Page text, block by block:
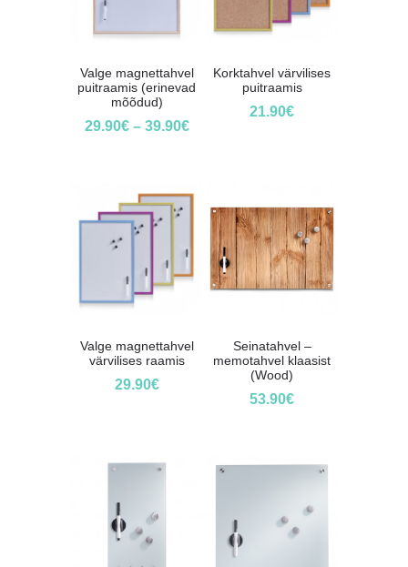
Valge magnettahvel
puitraamis (erinevad
mõõdud)
29.90€– 39.90€
Korktahvel värvilises
puitraamis
21.90€
Valge magnettahvel
värvilises raamis
29.90€
Seinatahvel –
memotahvel klaasist
(Wood)
53.90€